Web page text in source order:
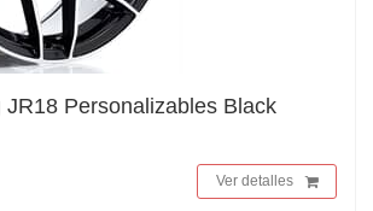
JR18 Personalizables Black
Ver detalles